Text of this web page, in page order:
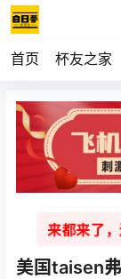
首页 杯友之家
来都来了
美国taisen